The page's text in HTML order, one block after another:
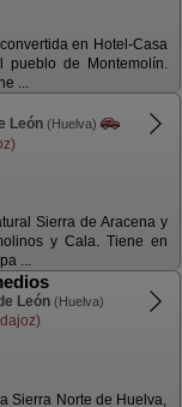
en Hotel-Casa
pueblo de Montemolín.
...
León (Huelva)
Sierra de Aracena y
y Cala. Tiene en
...
León (Huelva)
Sierra Norte de Huelva,